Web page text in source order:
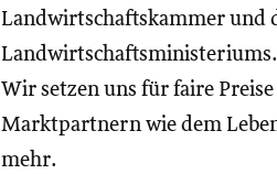
Landwirtschaftskammer und
Landwirtschaftsministeriums.
Wir setzen uns für faire
Marktpartnern wie dem
mehr.